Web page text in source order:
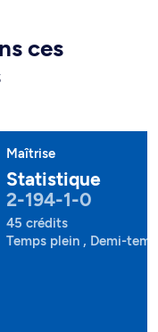
ces
Maîtrise
Statistique
2-194-1-0
45 crédits
Temps plein , Demi-